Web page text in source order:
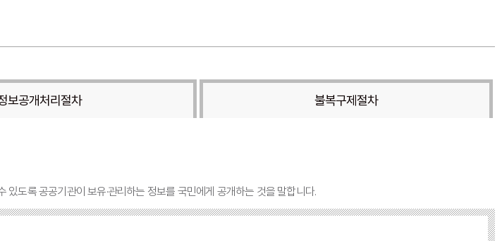
보공개처리절차 불복구제절차
도록 공공기관이 보유·관리하는 정보를 국민에게 공개하는 것을 말합니다.